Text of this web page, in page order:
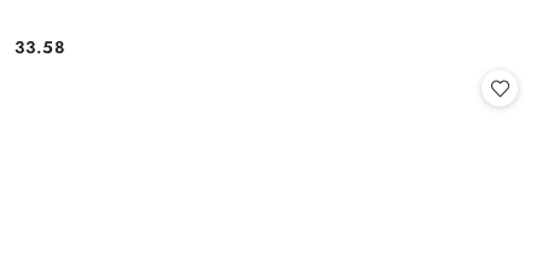
Cena:
33.58